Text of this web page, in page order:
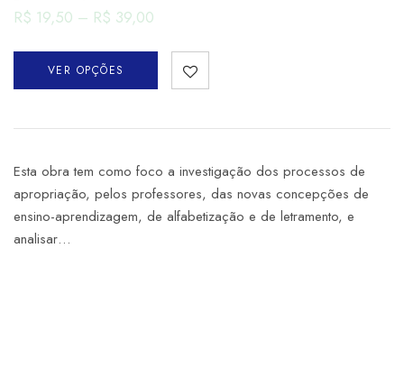
R$ 19,50 – R$ 39,00
VER OPÇÕES
Esta obra tem como foco a investigação dos processos de
apropriação, pelos professores, das novas concepções de
ensino-aprendizagem, de alfabetização e de letramento, e
analisar…